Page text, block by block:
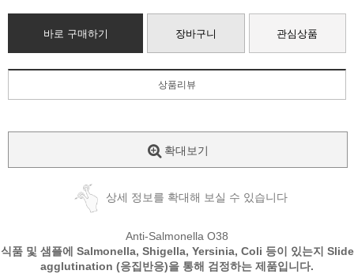
바로 구매하기 장바구니 관심상품
상품리뷰
확대보기
상세 정보를 확대해 보실 수 있습니다
Anti-Salmonella O38
식품 및 샘플에 Salmonella, Shigella, Yersinia, Coli 등이 있는지 Slide
agglutination (응집반응)을 통해 검정하는 제품입니다.